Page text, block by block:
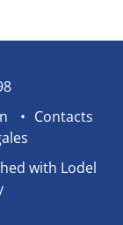
Contacts
with Lodel